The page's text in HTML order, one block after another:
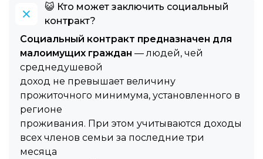
😺 Кто может заключить социальный
контракт?
Социальный контракт предназначен для
малоимущих граждан — людей, чей
среднедушевой
доход не превышает величину
прожиточного минимума, установленного в
регионе
проживания. При этом учитываются доходы
всех членов семьи за последние три
месяца